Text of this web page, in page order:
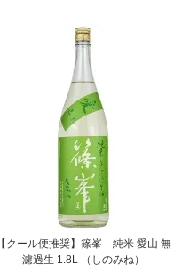
【クール便推奨】篠峯 純米 愛山 無
濾過生 1.8L （しのみね）